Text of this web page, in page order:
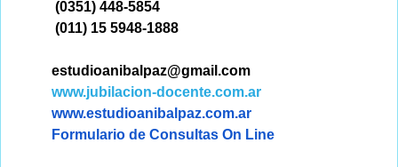
(0351) 448-5854
(011) 15 5948-1888
estudioanibalpaz@gmail.com
www.jubilacion-docente.com.ar
www.estudioanibalpaz.com.ar
Formulario de Consultas On Line